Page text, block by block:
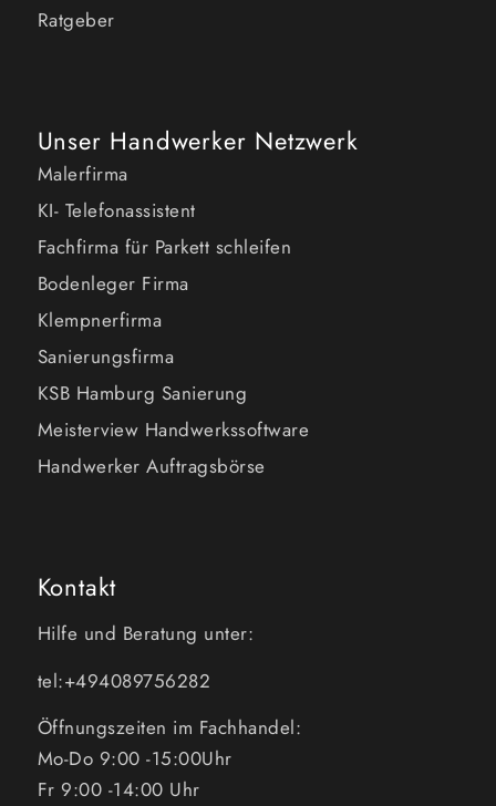
Ratgeber
Unser Handwerker Netzwerk
Malerfirma
KI- Telefonassistent
Fachfirma für Parkett schleifen
Bodenleger Firma
Klempnerfirma
Sanierungsfirma
KSB Hamburg Sanierung
Meisterview Handwerkssoftware
Handwerker Auftragsbörse
Kontakt
Hilfe und Beratung unter:
tel:+494089756282
Öffnungszeiten im Fachhandel:
Mo-Do 9:00 -15:00Uhr
Fr 9:00 -14:00 Uhr